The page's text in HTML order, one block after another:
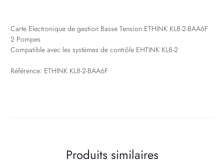
Carte Electronique de gestion Basse Tension ETHINK KL8-2-BAA6F
2 Pompes
Compatible avec les systèmes de contrôle EHTINK KL8-2
Référence: ETHINK KL8-2-BAA6F
Produits similaires